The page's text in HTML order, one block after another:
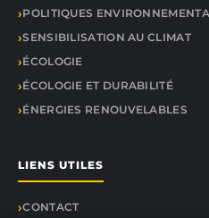
POLITIQUES
SENSIBILISATION AU CLIMAT
ÉCOLOGIE
ÉCOLOGIE ET DURABILITÉ
ÉNERGIES RENOUVELABLES
LIENS UTILES
CONTACT